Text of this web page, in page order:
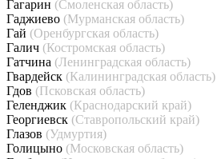
Гагарин (Смоленская область)
Гаджиево (Мурманская область)
Гай (Оренбургская область)
Галич (Костромская область)
Гатчина (Ленинградская область)
Гвардейск (Калининградская область)
Гдов (Псковская область)
Геленджик (Краснодарский край)
Георгиевск (Ставропольский край)
Глазов (Удмуртия)
Голицыно (Московская область)